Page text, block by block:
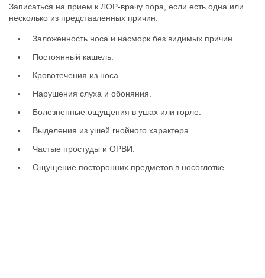
Записаться на прием к ЛОР-врачу пора, если есть одна или
несколько из представленных причин.
Заложенность носа и насморк без видимых причин.
Постоянный кашель.
Кровотечения из носа.
Нарушения слуха и обоняния.
Болезненные ощущения в ушах или горле.
Выделения из ушей гнойного характера.
Частые простуды и ОРВИ.
Ощущение посторонних предметов в носоглотке.